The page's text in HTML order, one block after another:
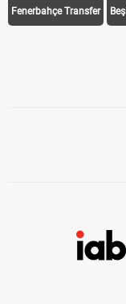
Fenerbahçe Transfer